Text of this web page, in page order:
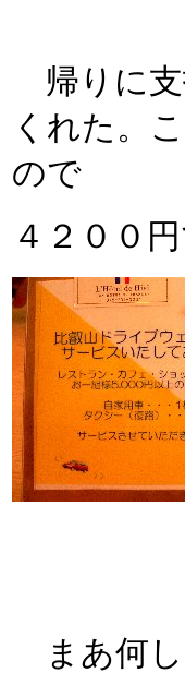
帰りに支
くれた。
ので
４２００
まあ何し